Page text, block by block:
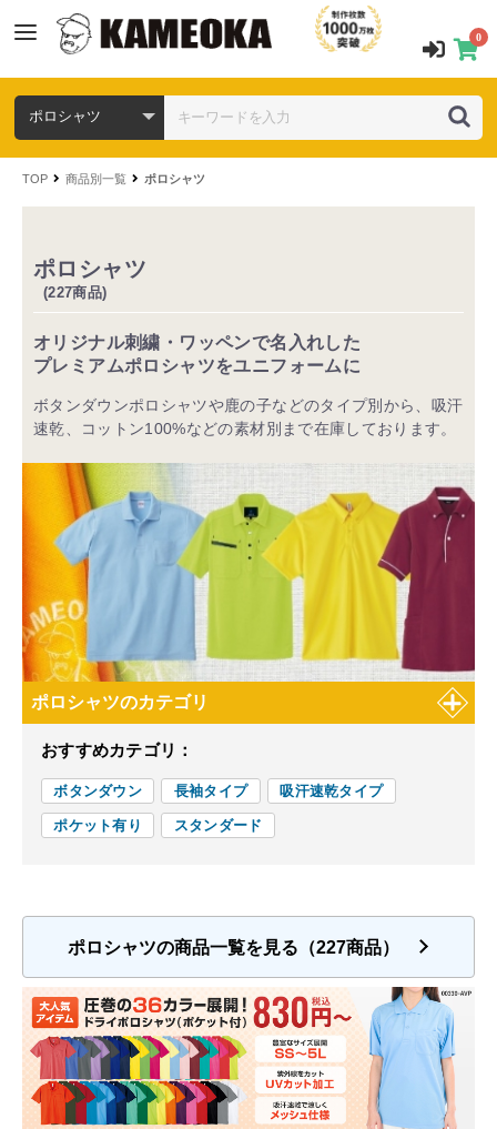
0
TOP 商品別一覧 ポロシャツ
ポロシャツ
(227商品)
オリジナル刺繍・ワッペンで名入れした
プレミアムポロシャツをユニフォームに
ボタンダウンポロシャツや鹿の子などのタイプ別から、吸汗
速乾、コットン100%などの素材別まで在庫しております。
ポロシャツのカテゴリ
おすすめカテゴリ：
ボタンダウン 長袖タイプ 吸汗速乾タイプ
ポケット有り スタンダード
ポロシャツの商品一覧を見る（227商品）